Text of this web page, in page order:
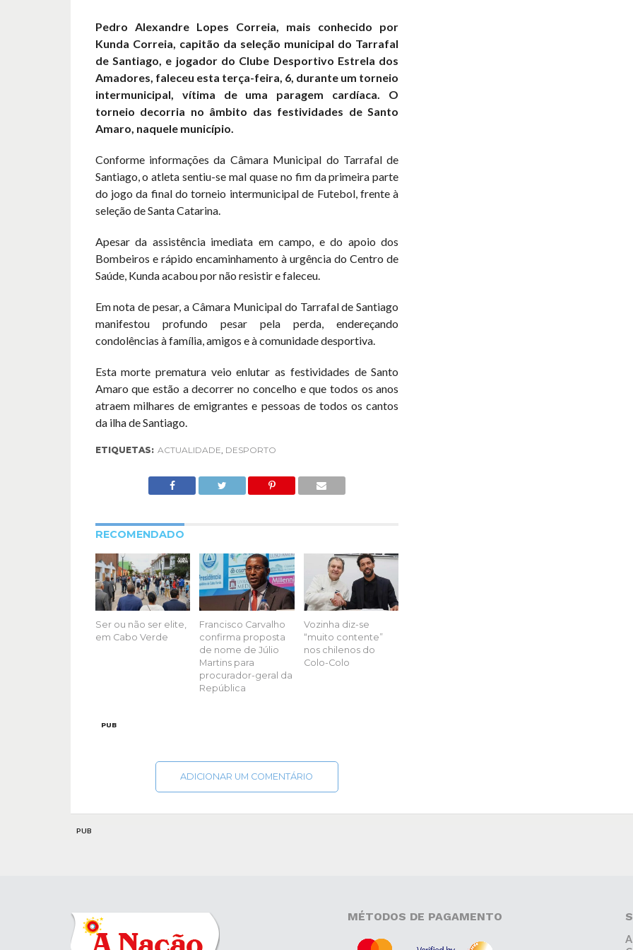
Pedro Alexandre Lopes Correia, mais conhecido por
Kunda Correia, capitão da seleção municipal do Tarrafal
de Santiago, e jogador do Clube Desportivo Estrela dos
Amadores, faleceu esta terça-feira, 6, durante um torneio
intermunicipal, vítima de uma paragem cardíaca. O
torneio decorria no âmbito das festividades de Santo
Amaro, naquele município.
Conforme informações da Câmara Municipal do Tarrafal de
Santiago, o atleta sentiu-se mal quase no fim da primeira parte
do jogo da final do torneio intermunicipal de Futebol, frente à
seleção de Santa Catarina.
Apesar da assistência imediata em campo, e do apoio dos
Bombeiros e rápido encaminhamento à urgência do Centro de
Saúde, Kunda acabou por não resistir e faleceu.
Em nota de pesar, a Câmara Municipal do Tarrafal de Santiago
manifestou profundo pesar pela perda, endereçando
condolências à família, amigos e à comunidade desportiva.
Esta morte prematura veio enlutar as festividades de Santo
Amaro que estão a decorrer no concelho e que todos os anos
atraem milhares de emigrantes e pessoas de todos os cantos
da ilha de Santiago.
ETIQUETAS: ACTUALIDADE, DESPORTO
RECOMENDADO
Ser ou não ser elite,
em Cabo Verde
Francisco Carvalho
confirma proposta
de nome de Júlio
Martins para
procurador-geral da
República
Vozinha diz-se
“muito contente”
nos chilenos do
Colo-Colo
PUB
ADICIONAR UM COMENTÁRIO
PUB
MÉTODOS DE PAGAMENTO